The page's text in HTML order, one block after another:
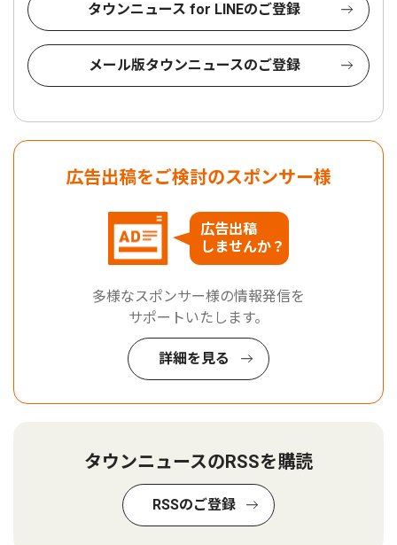
タウンニュース for LINEのご登録
メール版タウンニュースのご登録
広告出稿をご検討のスポンサー様
広告出稿
しませんか？
多様なスポンサー様の情報発信を
サポートいたします。
詳細を見る
タウンニュースのRSSを購読
RSSのご登録